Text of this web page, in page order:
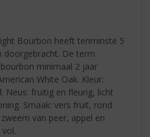
Bourbon heeft tenminste 5
doorgebracht. De term
bourbon minimaal 2 jaar
White Oak. Kleur:
Neus: fruitig en fleurig, licht
Smaak: vers fruit, rond
van peer, appel en